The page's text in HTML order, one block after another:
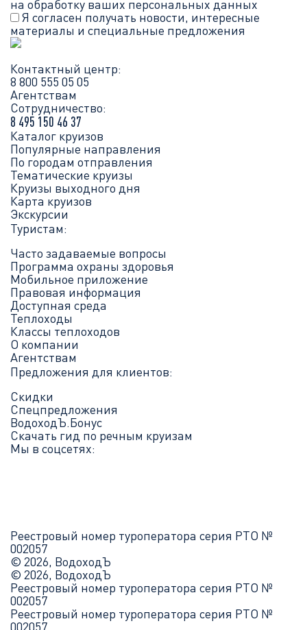
на обработку ваших персональных данных
Я согласен получать новости, интересные
материалы и специальные предложения
Контактный центр:
8 800 555 05 05
Агентствам
Сотрудничество:
8 495 150 46 37
Каталог круизов
Популярные направления
По городам отправления
Тематические круизы
Круизы выходного дня
Карта круизов
Экскурсии
Туристам:
Часто задаваемые вопросы
Программа охраны здоровья
Мобильное приложение
Правовая информация
Доступная среда
Теплоходы
Классы теплоходов
О компании
Агентствам
Предложения для клиентов:
Скидки
Спецпредложения
ВодоходЪ.Бонус
Скачать гид по речным круизам
Мы в соцсетях:
Реестровый номер туроператора серия РТО №
002057
© 2026, ВодоходЪ
© 2026, ВодоходЪ
Реестровый номер туроператора серия РТО №
002057
Реестровый номер туроператора серия РТО №
002057